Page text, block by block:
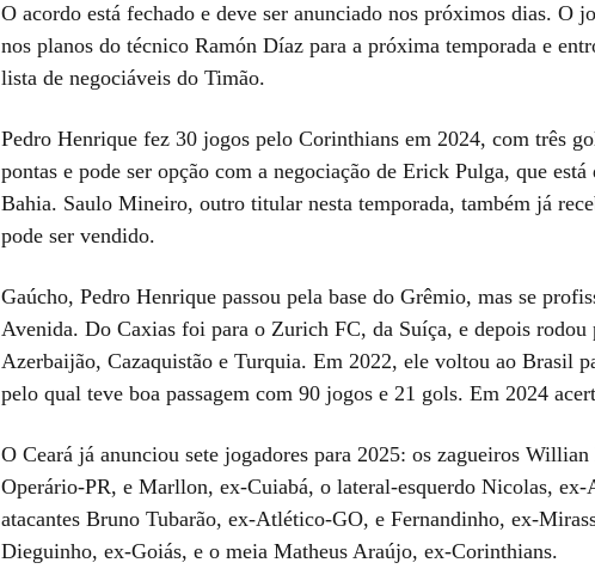
O acordo está fechado e deve ser anunciado nos próximos dias. O
nos planos do técnico Ramón Díaz para a próxima temporada e
lista de negociáveis do Timão.
Pedro Henrique fez 30 jogos pelo Corinthians em 2024, com três
pontas e pode ser opção com a negociação de Erick Pulga, que está
Bahia. Saulo Mineiro, outro titular nesta temporada, também já
pode ser vendido.
Gaúcho, Pedro Henrique passou pela base do Grêmio, mas se
Avenida. Do Caxias foi para o Zurich FC, da Suíça, e depois rodou
Azerbaijão, Cazaquistão e Turquia. Em 2022, ele voltou ao Brasil
pelo qual teve boa passagem com 90 jogos e 21 gols. Em 2024
O Ceará já anunciou sete jogadores para 2025: os zagueiros
Operário-PR, e Marllon, ex-Cuiabá, o lateral-esquerdo Nicolas, ex-
atacantes Bruno Tubarão, ex-Atlético-GO, e Fernandinho, ex-
Dieguinho, ex-Goiás, e o meia Matheus Araújo, ex-Corinthians.